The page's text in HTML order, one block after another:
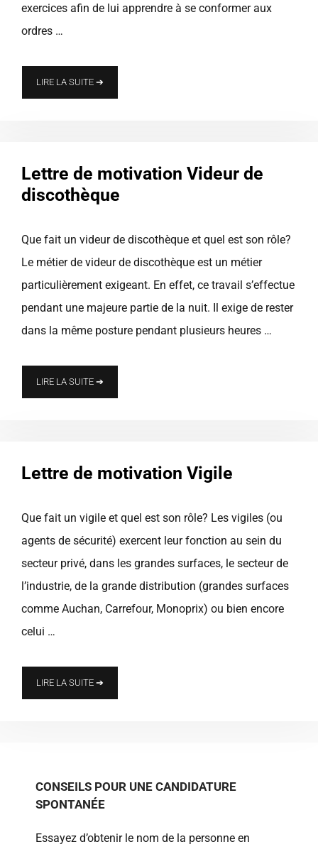
exercices afin de lui apprendre à se conformer aux
ordres …
LIRE LA SUITE ➔
Lettre de motivation Videur de
discothèque
Que fait un videur de discothèque et quel est son rôle?
Le métier de videur de discothèque est un métier
particulièrement exigeant. En effet, ce travail s’effectue
pendant une majeure partie de la nuit. Il exige de rester
dans la même posture pendant plusieurs heures …
LIRE LA SUITE ➔
Lettre de motivation Vigile
Que fait un vigile et quel est son rôle? Les vigiles (ou
agents de sécurité) exercent leur fonction au sein du
secteur privé, dans les grandes surfaces, le secteur de
l’industrie, de la grande distribution (grandes surfaces
comme Auchan, Carrefour, Monoprix) ou bien encore
celui …
LIRE LA SUITE ➔
CONSEILS POUR UNE CANDIDATURE
SPONTANÉE
Essayez d’obtenir le nom de la personne en